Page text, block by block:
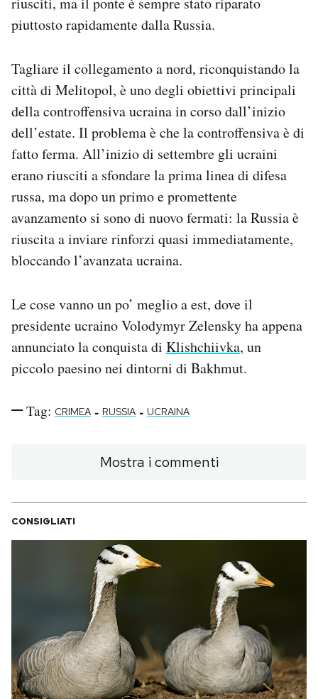
piuttosto rapidamente dalla Russia.
Tagliare il collegamento a nord, riconquistando la
città di Melitopol, è uno degli obiettivi principali
della controffensiva ucraina in corso dall’inizio
dell’estate. Il problema è che la controffensiva è di
fatto ferma. All’inizio di settembre gli ucraini
erano riusciti a sfondare la prima linea di difesa
russa, ma dopo un primo e promettente
avanzamento si sono di nuovo fermati: la Russia è
riuscita a inviare rinforzi quasi immediatamente,
bloccando l’avanzata ucraina.
Le cose vanno un po’ meglio a est, dove il
presidente ucraino Volodymyr Zelensky ha appena
annunciato la conquista di Klishchiivka, un
piccolo paesino nei dintorni di Bakhmut.
Tag: CRIMEA - RUSSIA - UCRAINA
Mostra i commenti
CONSIGLIATI